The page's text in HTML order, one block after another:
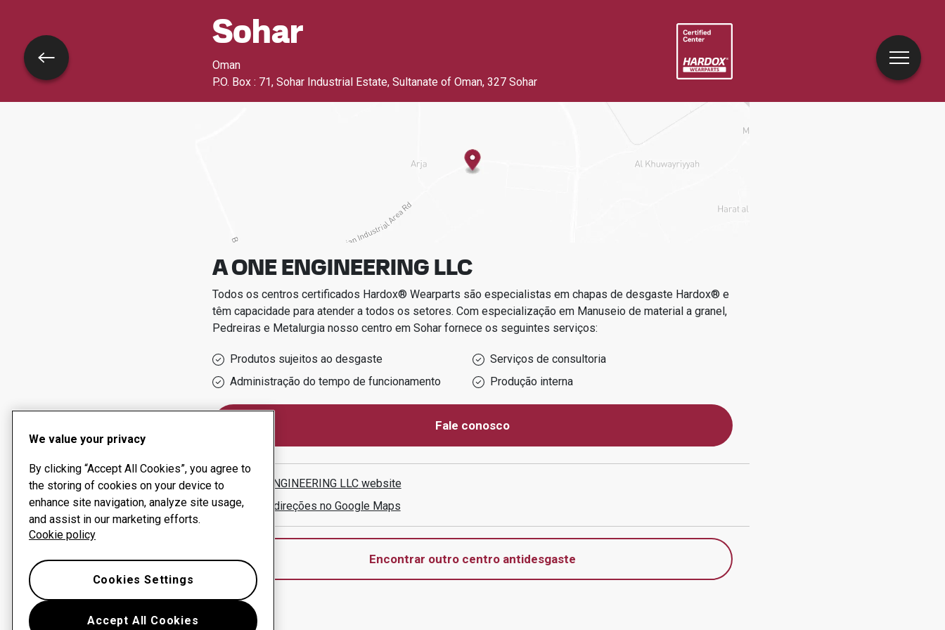
Sohar
Oman
P.O. Box : 71, Sohar Industrial Estate, Sultanate of Oman, 327 Sohar
A ONE ENGINEERING LLC
Todos os centros certificados Hardox® Wearparts são especialistas em chapas de desgaste Hardox® e
têm capacidade para atender a todos os setores. Com especialização em Manuseio de material a granel,
Pedreiras e Metalurgia nosso centro em Soharfornece os seguintes serviços:
Produtos sujeitos ao desgaste
Serviços de consultoria
Administração do tempo de funcionamento
Produção interna
Fale conosco
A ONE ENGINEERING LLC website
Mostrar direções no Google Maps
Encontrar outro centro antidesgaste
Voltar
We value your privacy
By clicking “Accept All Cookies”, you agree to
the storing of cookies on your device to
enhance site navigation, analyze site usage,
and assist in our marketing efforts.
Cookie policy
Accept All Cookies
Cookies Settings